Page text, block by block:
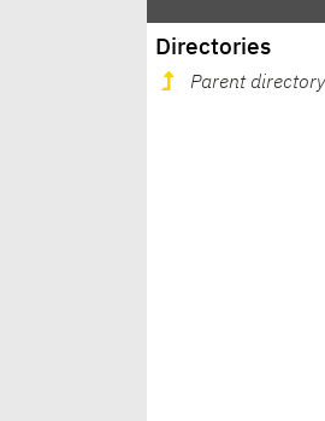
Directories
Parent directory